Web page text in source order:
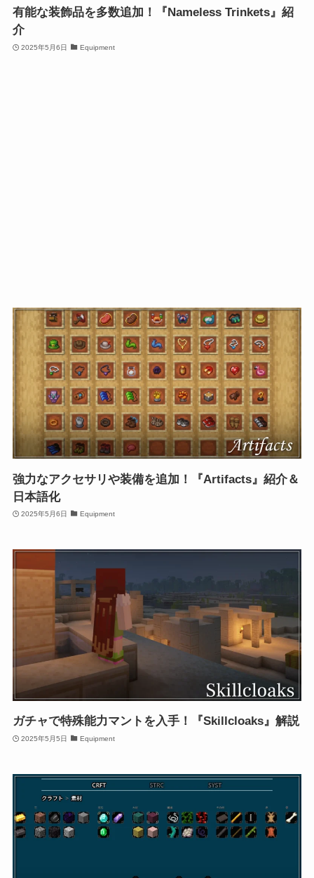
有能な装飾品を多数追加！『Nameless Trinkets』紹
介
2025年5月6日 Equipment
強力なアクセサリや装備を追加！『Artifacts』紹介＆
日本語化
2025年5月6日 Equipment
ガチャで特殊能力マントを入手！『Skillcloaks』解説
2025年5月5日 Equipment